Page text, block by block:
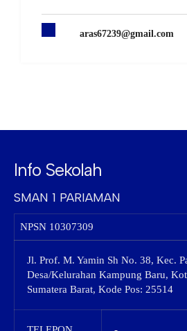
aras67239@gmail.com
Info Sekolah
SMAN 1 PARIAMAN
NPSN 10307309
Jl. Prof. M. Yamin Sh No. 38, Kec.
Desa/Kelurahan Kampung Baru,
Sumatera Barat, Kode Pos: 25514